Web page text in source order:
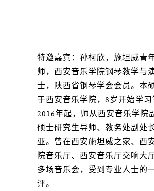
特邀嘉宾：孙柯欣，施坦威青
师，西安音乐学院钢琴教学与
士，陕西省钢琴学会会员。本
于西安音乐学院，8岁开始学
2016年起，师从西安音乐学院
硕士研究生导师、教务处副处
亚。曾在西安施坦威之家、西
院音乐厅、西安音乐厅交响大
多场音乐会，受到专业人士的
评。